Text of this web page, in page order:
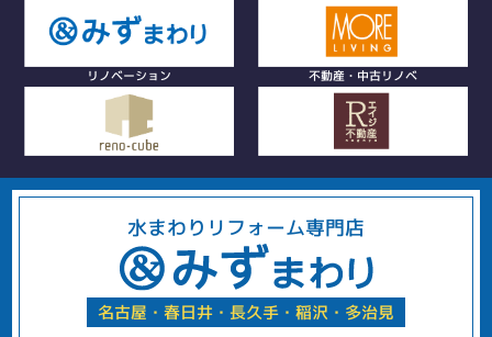
リノベーション 不動産・中古リノベ
水まわりリフォーム専門店
名古屋・春日井・長久手・稲沢・多治見